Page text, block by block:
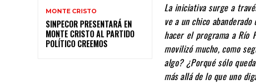
MONTE CRISTO
SINPECOR PRESENTARÁ EN
MONTE CRISTO AL PARTIDO
POLÍTICO CREEMOS
La iniciativa surge a
ve a un chico
hacer el programa a Río
movilizó mucho, como
algo? ¿Porqué sólo
más allá de lo que uno